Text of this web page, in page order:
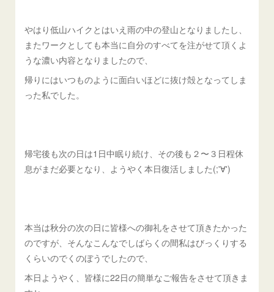
やはり低山ハイクとはいえ雨の中の登山となりましたし、
またワークとしても本当に自分のすべてを注がせて頂くよ
うな濃い内容となりましたので、
帰りにはいつものように面白いほどに抜け殻となってしま
った私でした。
帰宅後も次の日は1日中眠り続け、その後も２〜３日程休
息がまだ必要となり、ようやく本日復活しました(;'∀')
本当は秋分の次の日に皆様への御礼をさせて頂きたかった
のですが、そんなこんなでしばらくの間私はびっくりする
くらいのでくのぼうでしたので、
本日ようやく、皆様に22日の簡単なご報告をさせて頂きま